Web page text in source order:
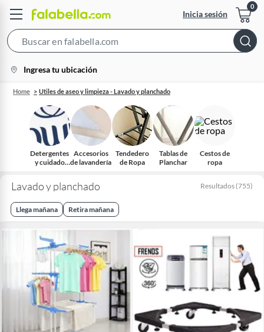
Inicia sesión
Bar
location-
icon
Ingresa tu ubicación
Home Utiles de aseo y limpieza - Lavado y planchado
Detergentes
y cuidado
Accesorios
de lavandería
Tendedero
de Ropa
Tablas de
Planchar
Cestos de
ropa
Lavado y planchado Resultados (755)
Llega mañana Retira mañana